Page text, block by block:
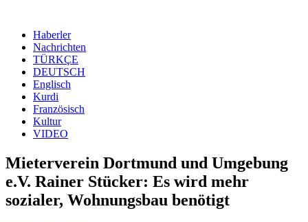
Haberler
Nachrichten
TÜRKÇE
DEUTSCH
Englisch
Kurdi
Französisch
Kultur
VIDEO
Mieterverein Dortmund und Umgebung
e.V. Rainer Stücker: Es wird mehr
sozialer, Wohnungsbau benötigt